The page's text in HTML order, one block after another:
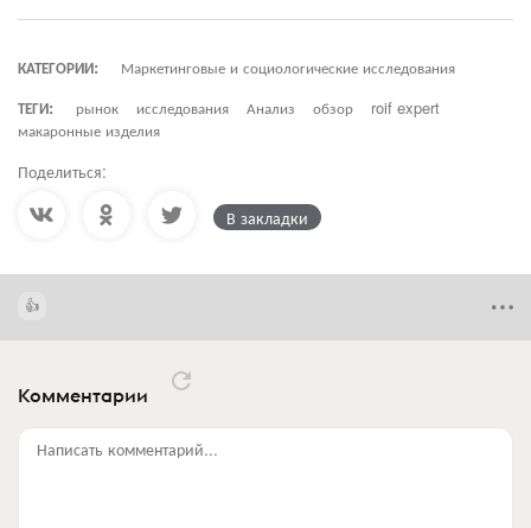
КАТЕГОРИИ:
Маркетинговые и социологические исследования
ТЕГИ:
рынок исследования Анализ обзор
roif expert
макаронные изделия
Поделиться:
В закладки
Комментарии
Написать комментарий...